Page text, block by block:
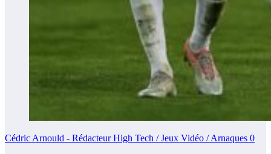
Cédric Arnould - Rédacteur High Tech / Jeux Vidéo / Arnaques 0